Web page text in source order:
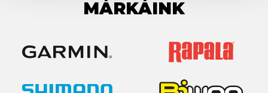
MÁRKÁINK